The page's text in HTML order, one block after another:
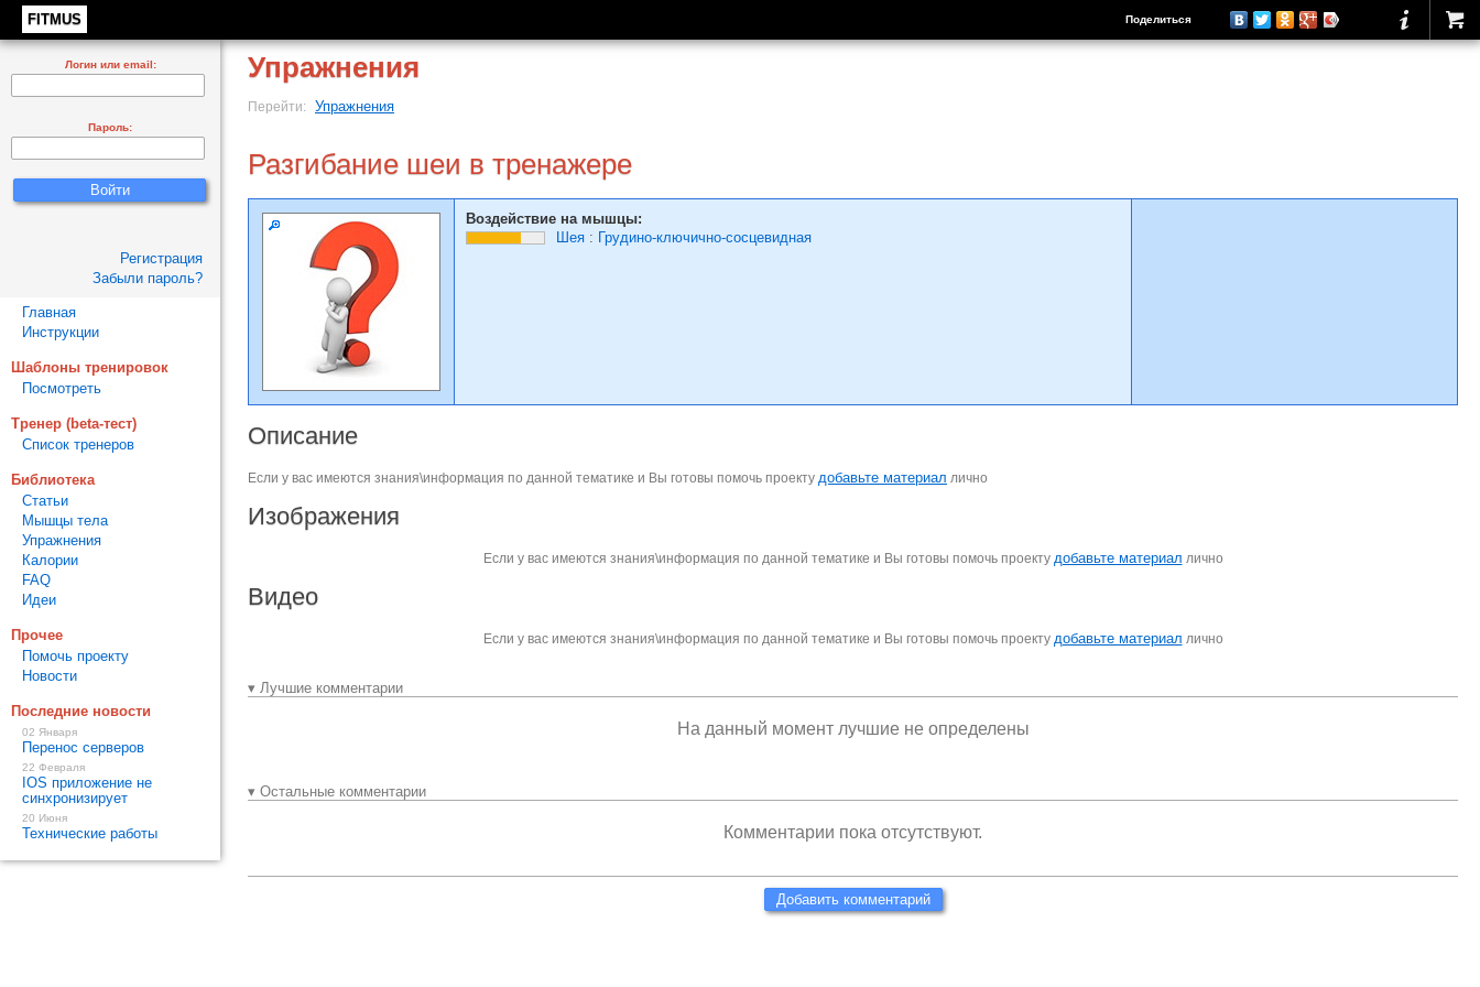
FITMUS Поделиться
Упражнения
Перейти: Упражнения
Разгибание шеи в тренажере
Воздействие на мышцы:
Шея : Грудино-ключично-сосцевидная
Описание
Если у вас имеются знания\информация по данной тематике и Вы готовы помочь проекту добавьте материал лично
Изображения
Если у вас имеются знания\информация по данной тематике и Вы готовы помочь проекту добавьте материал лично
Видео
Если у вас имеются знания\информация по данной тематике и Вы готовы помочь проекту добавьте материал лично
▾ Лучшие комментарии
На данный момент лучшие не определены
▾ Остальные комментарии
Комментарии пока отсутствуют.
Добавить комментарий
Логин или email:
Пароль:
Регистрация
Забыли пароль?
Главная
Инструкции
Шаблоны тренировок
Посмотреть
Тренер (beta-тест)
Список тренеров
Библиотека
Статьи
Мышцы тела
Упражнения
Калории
FAQ
Идеи
Прочее
Помочь проекту
Новости
Последние новости
02 Января
Перенос серверов
22 Февраля
IOS приложение не
синхронизирует
20 Июня
Технические работы